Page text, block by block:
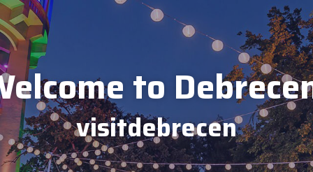
to
visitdebrecen